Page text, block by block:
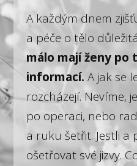
A každým dnem
a péče o tělo
málo mají ženy po
informací. A jak se
rozcházejí. Nevíme,
po operaci, nebo
a ruku šetřit. Jestli a
ošetřovat své jizvy.